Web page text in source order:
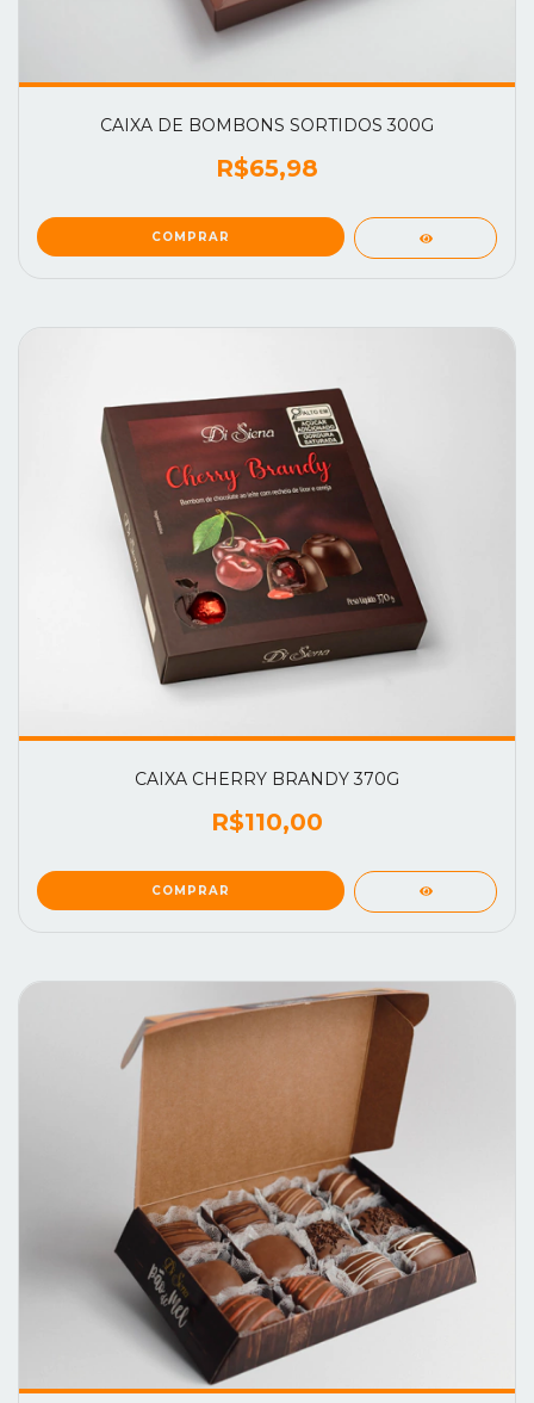
CAIXA DE BOMBONS SORTIDOS 300G
R$65,98
COMPRAR
CAIXA CHERRY BRANDY 370G
R$110,00
COMPRAR